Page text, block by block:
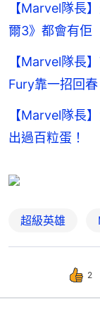
【Marvel隊長
爾3》都會有佢
【Marvel隊長
Fury靠一招回春
【Marvel隊長
出過百粒蛋！
超級英雄
2